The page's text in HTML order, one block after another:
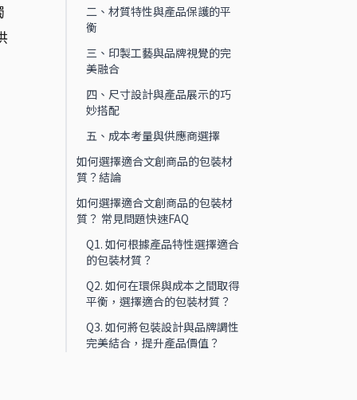
二、材質特性與產品保護的平
衡
三、印製工藝與品牌視覺的完
美融合
四、尺寸設計與產品展示的巧
妙搭配
五、成本考量與供應商選擇
如何選擇適合文創商品的包裝材
質？結論
如何選擇適合文創商品的包裝材
質？ 常見問題快速FAQ
Q1. 如何根據產品特性選擇適合
的包裝材質？
Q2. 如何在環保與成本之間取得
平衡，選擇適合的包裝材質？
Q3. 如何將包裝設計與品牌調性
完美結合，提升產品價值？